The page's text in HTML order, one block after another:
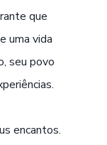
que
uma vida
seu povo
encantos.